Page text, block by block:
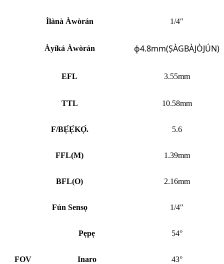
Ìlànà Àwòrán 1/4″
Àyíká Àwòrán ф4.8mm(ṢÀGBÀJÒJÚN)
EFL 3.55mm
TTL 10.58mm
F/BẸ́Ẹ̀KỌ́. 5.6
FFL(M) 1.39mm
BFL(O) 2.16mm
Fún Sensọ 1/4″
FOV
Pẹpẹ 54°
Inaro 43°